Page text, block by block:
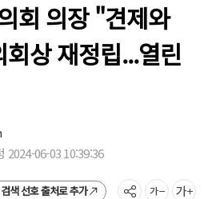
회 의장 "견제와
상 재정립...열린
2024-06-03 10:39:36
색 선호 출처로 추가